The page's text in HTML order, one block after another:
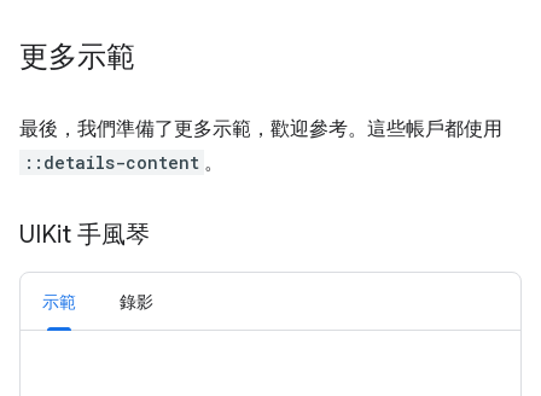
更多示範
最後，我們準備了更多示範，歡迎參考。這些帳戶都使用
::details-content 。
UIKit 手風琴
示範 錄影